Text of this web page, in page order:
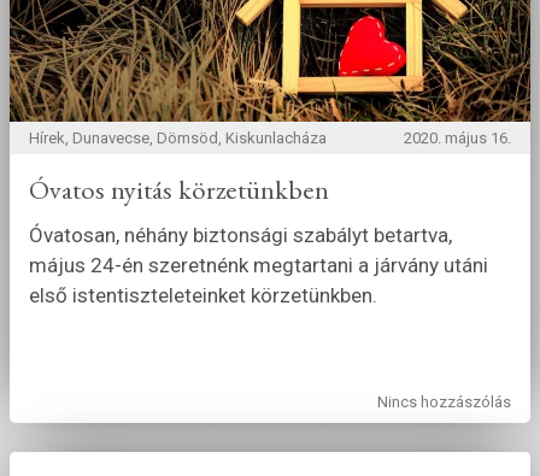
Hírek, Dunavecse, Dömsöd, Kiskunlacháza 2020. május 16.
Óvatos nyitás körzetünkben
Óvatosan, néhány biztonsági szabályt betartva,
május 24-én szeretnénk megtartani a járvány utáni
első istentiszteleteinket körzetünkben.
Nincs hozzászólás